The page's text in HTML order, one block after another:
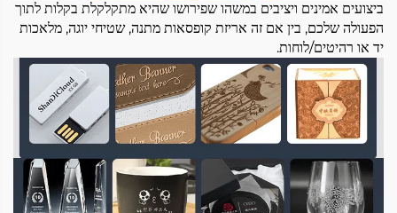
ביצועים אמינים ויציבים במשהו שפירושו שהיא מתקלקלת בקלות לתוך
הפעולה שלכם, בין אם זה אריזת קופסאות מתנה, שטיחי יוגה, מלאכות
יד או רהיטים/לוחות.